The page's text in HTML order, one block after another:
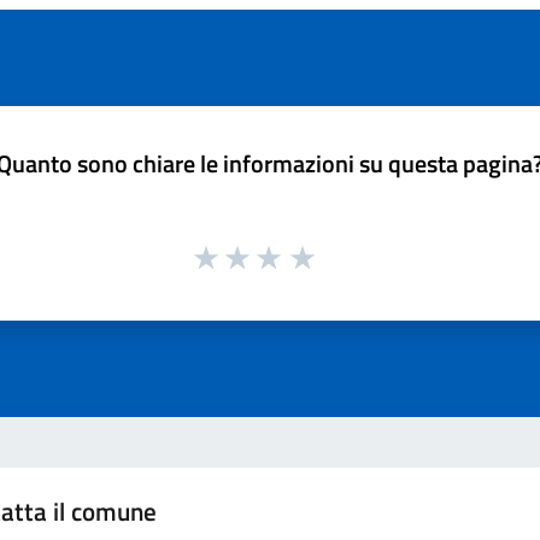
sono chiare le informazioni su questa
il comune